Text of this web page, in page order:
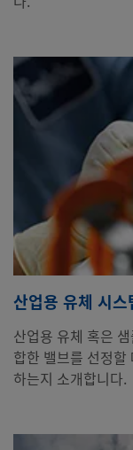
산업용 유체 시
산업용 유체 혹은
합한 밸브를 선정
하는지 소개합니다.